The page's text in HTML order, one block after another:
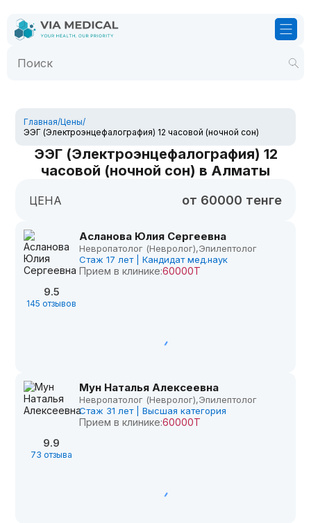
Главная/Цены/
ЭЭГ (Электроэнцефалография) 12 часовой (ночной сон)
ЭЭГ (Электроэнцефалография) 12
часовой (ночной сон) в Алматы
ЦЕНА от 60000 тенге
9.5
145 отзывов
Асланова Юлия Сергеевна
Невропатолог (Невролог),Эпилептолог
Стаж 17 лет | Кандидат мед.наук
Прием в клинике:60000Т
9.9
73 отзыва
Мун Наталья Алексеевна
Невропатолог (Невролог),Эпилептолог
Стаж 31 лет | Высшая категория
Прием в клинике:60000Т